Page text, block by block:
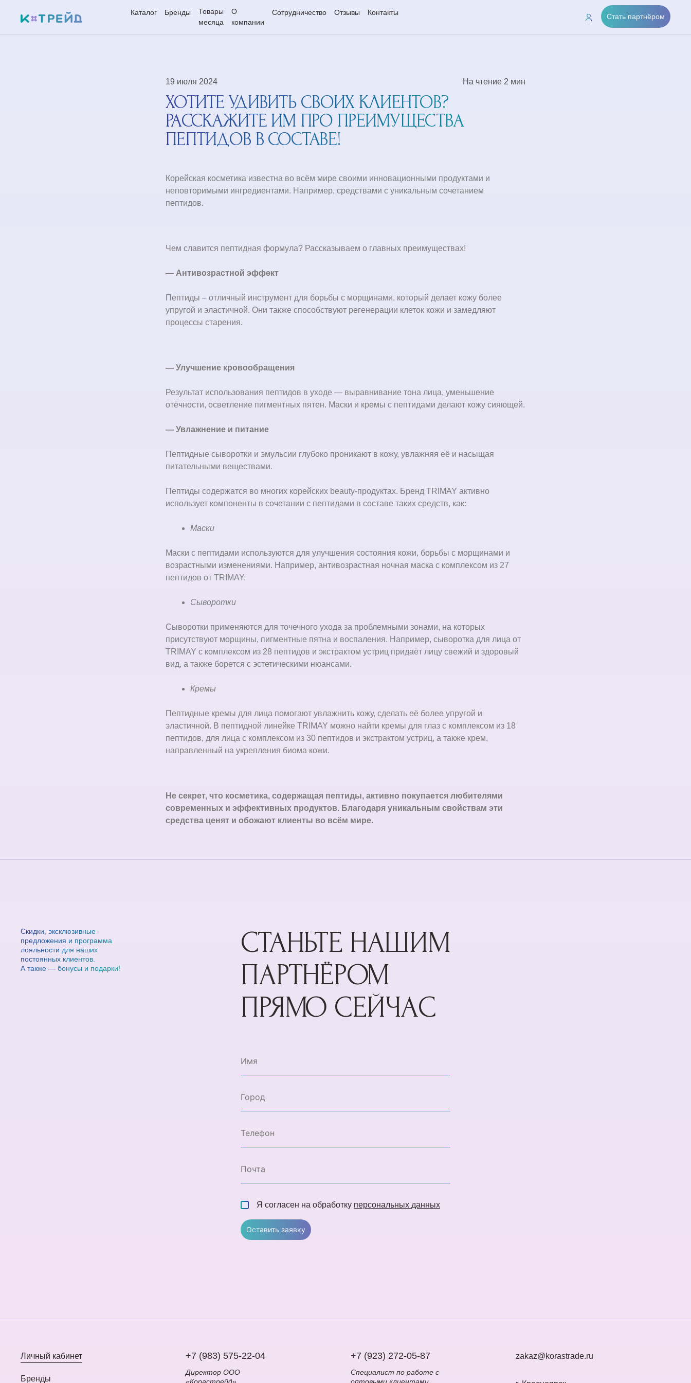
Каталог Бренды
Товары
месяца
О
компании
Сотрудничество Отзывы Контакты Стать партнёром
19 июля 2024 На чтение 2 мин
ХОТИТЕ УДИВИТЬ СВОИХ КЛИЕНТОВ?
РАССКАЖИТЕ ИМ ПРО ПРЕИМУЩЕСТВА
ПЕПТИДОВ В СОСТАВЕ!
Корейская косметика известна во всём мире своими инновационными продуктами и
неповторимыми ингредиентами. Например, средствами с уникальным сочетанием
пептидов.
Чем славится пептидная формула? Рассказываем о главных преимуществах!
— Антивозрастной эффект
Пептиды – отличный инструмент для борьбы с морщинами, который делает кожу более
упругой и эластичной. Они также способствуют регенерации клеток кожи и замедляют
процессы старения.
— Улучшение кровообращения
Результат использования пептидов в уходе — выравнивание тона лица, уменьшение
отёчности, осветление пигментных пятен. Маски и кремы с пептидами делают кожу сияющей.
— Увлажнение и питание
Пептидные сыворотки и эмульсии глубоко проникают в кожу, увлажняя её и насыщая
питательными веществами.
Пептиды содержатся во многих корейских beauty-продуктах. Бренд TRIMAY активно
использует компоненты в сочетании с пептидами в составе таких средств, как:
Маски
Маски с пептидами используются для улучшения состояния кожи, борьбы с морщинами и
возрастными изменениями. Например, антивозрастная ночная маска с комплексом из 27
пептидов от TRIMAY.
Сыворотки
Сыворотки применяются для точечного ухода за проблемными зонами, на которых
присутствуют морщины, пигментные пятна и воспаления. Например, сыворотка для лица от
TRIMAY c комплексом из 28 пептидов и экстрактом устриц придаёт лицу свежий и здоровый
вид, а также борется с эстетическими нюансами.
Кремы
Пептидные кремы для лица помогают увлажнить кожу, сделать её более упругой и
эластичной. В пептидной линейке TRIMAY можно найти кремы для глаз с комплексом из 18
пептидов, для лица c комплексом из 30 пептидов и экстрактом устриц, а также крем,
направленный на укрепления биома кожи.
Не секрет, что косметика, содержащая пептиды, активно покупается любителями
современных и эффективных продуктов. Благодаря уникальным свойствам эти
средства ценят и обожают клиенты во всём мире.
Скидки, эксклюзивные
предложения и программа
лояльности для наших
постоянных клиентов.
А также — бонусы и подарки!
СТАНЬТЕ НАШИМ
ПАРТНЁРОМ
ПРЯМО СЕЙЧАС
Я согласен на обработку персональных данных
Оставить заявку
Личный кабинет
Бренды
+7 (983) 575-22-04
Директор ООО
+7 (923) 272-05-87
Специалист по работе с
zakaz@korastrade.ru